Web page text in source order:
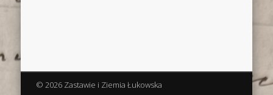
© 2026 Zastawie i Ziemia Łukowska